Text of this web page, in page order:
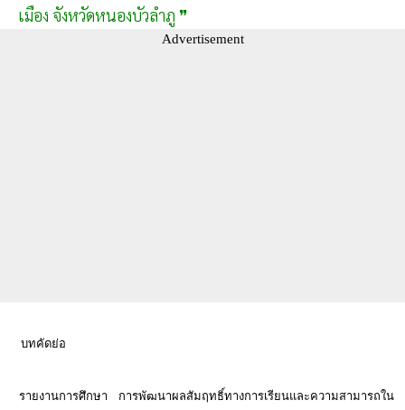
เมือง จังหวัดหนองบัวลำภู ❞
Advertisement
บทคัดย่อ
รายงานการศึกษา การพัฒนาผลสัมฤทธิ์ทางการเรียนและความสามารถใน